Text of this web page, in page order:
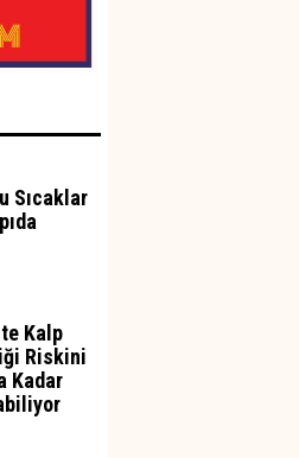
Sıcaklar
Kalp
Riskini
Kadar